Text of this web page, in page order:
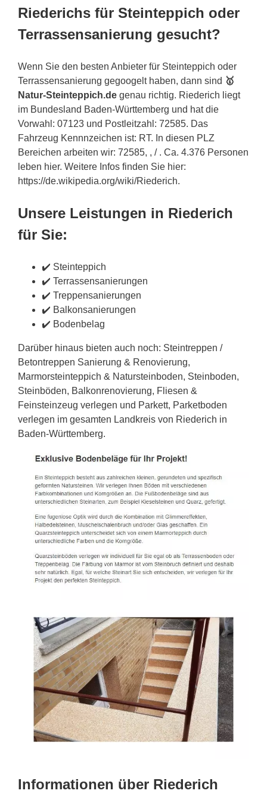
Riederichs für Steinteppich oder
Terrassensanierung gesucht?
Wenn Sie den besten Anbieter für Steinteppich oder
Terrassensanierung gegoogelt haben, dann sind 🥇
Natur-Steinteppich.de genau richtig. Riederich liegt
im Bundesland Baden-Württemberg und hat die
Vorwahl: 07123 und Postleitzahl: 72585. Das
Fahrzeug Kennnzeichen ist: RT. In diesen PLZ
Bereichen arbeiten wir: 72585, , / . Ca. 4.376 Personen
leben hier. Weitere Infos finden Sie hier:
https://de.wikipedia.org/wiki/Riederich.
Unsere Leistungen in Riederich
für Sie:
✔️ Steinteppich
✔️ Terrassensanierungen
✔️ Treppensanierungen
✔️ Balkonsanierungen
✔️ Bodenbelag
Darüber hinaus bieten auch noch: Steintreppen /
Betontreppen Sanierung & Renovierung,
Marmorsteinteppich & Natursteinboden, Steinboden,
Steinböden, Balkonrenovierung, Fliesen &
Feinsteinzeug verlegen und Parkett, Parketboden
verlegen im gesamten Landkreis von Riederich in
Baden-Württemberg.
Informationen über Riederich